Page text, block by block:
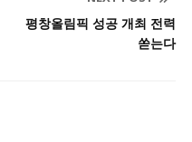
평창올림픽 성공 개최 전력
쏟는다